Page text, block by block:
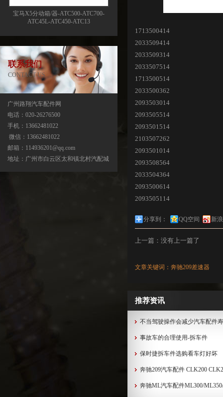
宝马X5分动箱/器-ATC500-ATC700-
ATC45L-ATC450-ATC13
中缸
联系我们
CONTACT US
广州路翔汽车配件网
电话：020-26276500
手机：13662481022
微信：13662481022
邮箱：114936201@qq.com
地址：广州市白云区太和镇北村汽配城
1713500414
2033509414
2033509314
2033507514
1713500514
2033500362
2093503014
2093505514
2093501514
2103507262
2093501014
2093508564
2033504364
2093500614
2093505114
分享到： QQ空间 新
上一篇：没有上一篇了
文章关键词：奔驰209差速器
推荐资讯
不当驾驶操作会减少汽车配件
事故车的合理使用-拆车件
保时捷拆车件选购看车灯好坏
奔驰209汽车配件 CLK200
奔驰ML汽车配件ML300/